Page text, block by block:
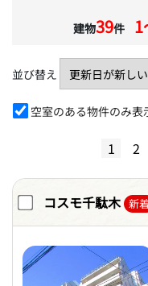
建物39件 1
並び替え
空室のある物件のみ表
1 2
コスモ千駄木 新着